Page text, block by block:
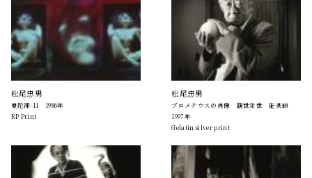
松尾忠男
曼陀裸-11 1986年
RP Print
松尾忠男
プロメテウスの肖像 観世栄世 能楽師
1997年
Gelatin silver print